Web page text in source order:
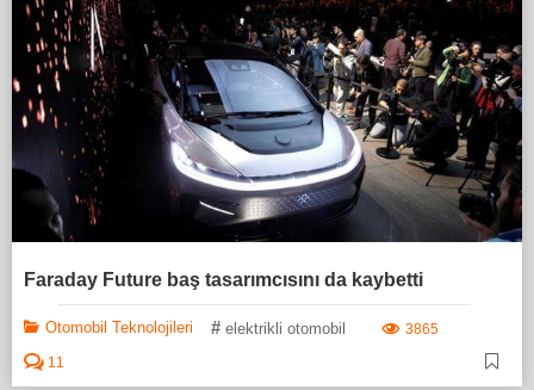
Faraday Future baş tasarımcısını da kaybetti
Otomobil Teknolojileri # elektrikli otomobil
3865
11